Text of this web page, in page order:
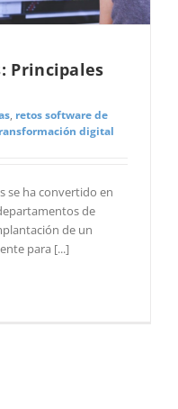
Principales
, retos software de
digital
se ha convertido en
de
de un
para [...]